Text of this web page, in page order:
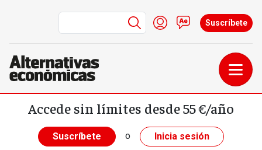
Pasar al contenido principal
Menú de cuenta de
Iniciar sesión
Contacto
Suscríbete
Accede sin límites desde 55 €/año
Suscríbete o Inicia sesión